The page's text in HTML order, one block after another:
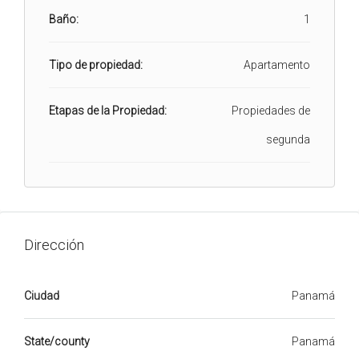
Baño: 1
Tipo de propiedad: Apartamento
Etapas de la Propiedad: Propiedades de
segunda
Dirección
Ciudad Panamá
State/county Panamá